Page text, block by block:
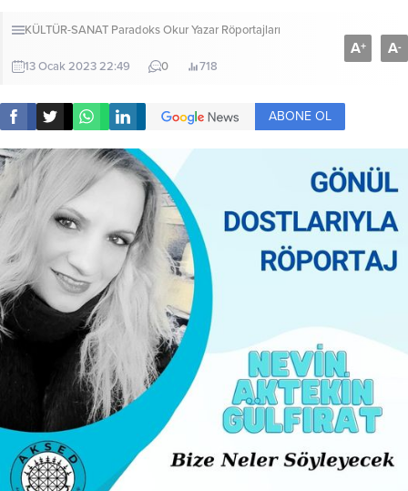
KÜLTÜR-SANAT Paradoks Okur Yazar Röportajları
13 Ocak 2023 22:49 0 718
A+ A-
ABONE OL